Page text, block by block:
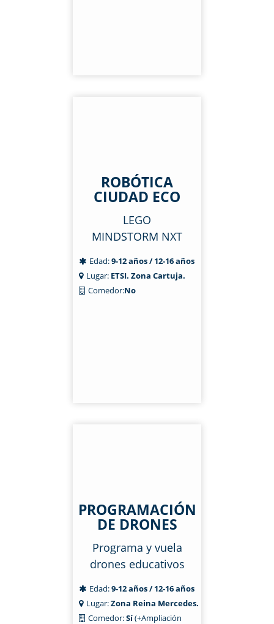
ROBÓTICA
CIUDAD ECO
LEGO
MINDSTORM NXT
Edad:9-12 años / 12-16 años
Lugar: ETSI. Zona Cartuja.
Comedor:No
PROGRAMACIÓN
DE DRONES
Programa y vuela
drones educativos
Edad:9-12 años / 12-16 años
Lugar:Zona Reina Mercedes.
Comedor:Sí(+Ampliación